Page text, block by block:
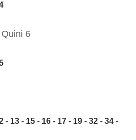
6
- 13 - 15 - 16 - 17 - 19 - 32 - 34 -